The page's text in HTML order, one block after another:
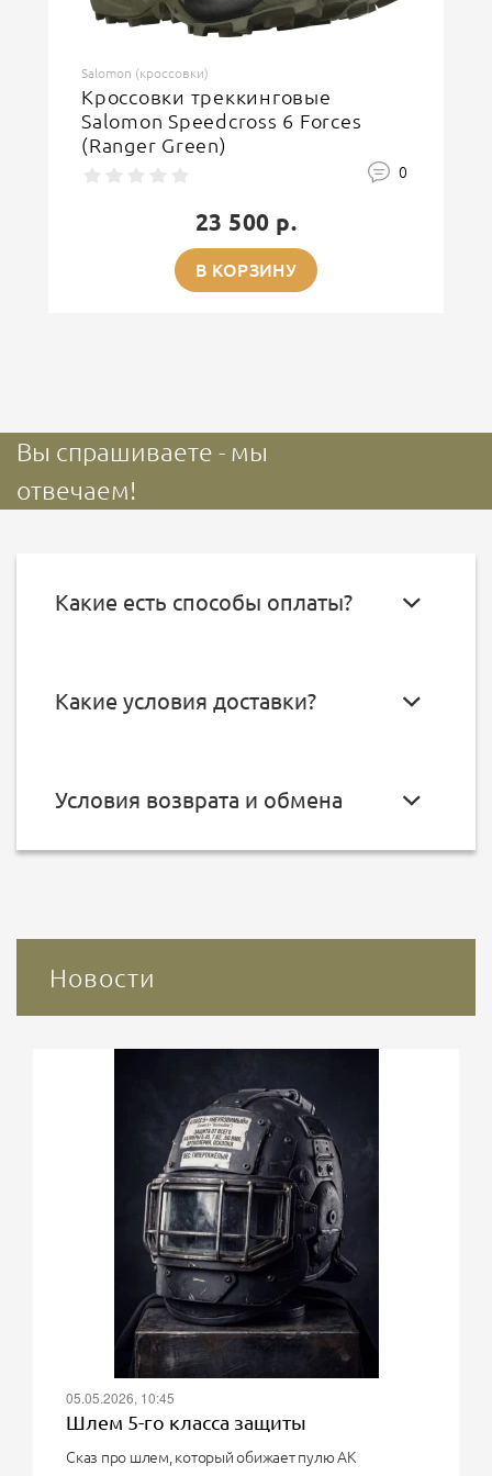
Salomon (кроссовки)
Кроссовки треккинговые
Salomon Speedcross 6 Forces
(Ranger Green)
0
23 500 р.
В КОРЗИНУ
Вы спрашиваете - мы
отвечаем!
Какие есть способы оплаты?
Какие условия доставки?
Условия возврата и обмена
Новости
05.05.2026, 10:45
Шлем 5-го класса защиты
Сказ про шлем, который обижает пулю АК